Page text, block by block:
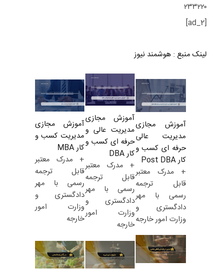
۲۳۳۲۲۰
[ad_2]
لینک منبع : هوشمند نیوز
آموزش مجازی
مدیریت عالی
حرفه ای کسب و
کار Post DBA
+ مدرک معتبر
قابل ترجمه
رسمی با مهر
دادگستری و
وزارت امور خارجه
آموزش مجازی
مدیریت عالی و
حرفه ای کسب و
کار DBA
+ مدرک معتبر
قابل ترجمه
رسمی با مهر
دادگستری و
وزارت امور
خارجه
آموزش مجازی
مدیریت کسب و
کار MBA
+ مدرک معتبر
قابل ترجمه
رسمی با مهر
دادگستری و
وزارت امور
خارجه